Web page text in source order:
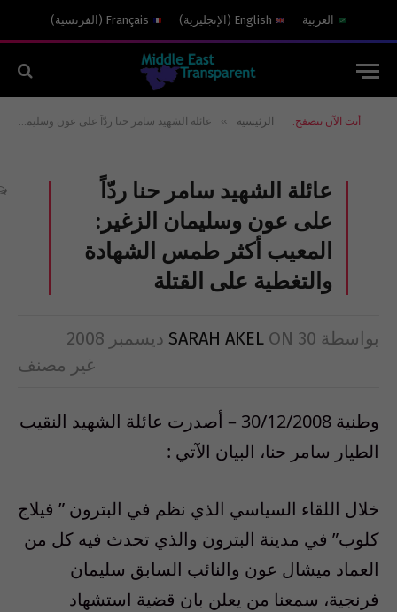
العربية English
( الإنجليزية)
Français
( الفرنسية)
أنت الآن تتصفح: الرئيسية » عائلة الشهيد سامر حنا ردّاً على عون وسليمان الزغير: المعيب أكثر طمس الشهادة والتغطية على القتلة
عائلة الشهيد سامر حنا ردّاً
على عون وسليمان الزغير:
المعيب أكثر طمس الشهادة
والتغطية على القتلة
بواسطة SARAH AKEL ON 30 ديسمبر 2008
غير مصنف
وطنية 30/12/2008 – أصدرت عائلة الشهيد النقيب
الطيار سامر حنا، البيان الآتي :
خلال اللقاء السياسي الذي نظم في البترون ” فيلاج
كلوب” في مدينة البترون والذي تحدث فيه كل من
العماد ميشال عون والنائب السابق سليمان
فرنجية، سمعنا من يعلن بان قضية استشهاد